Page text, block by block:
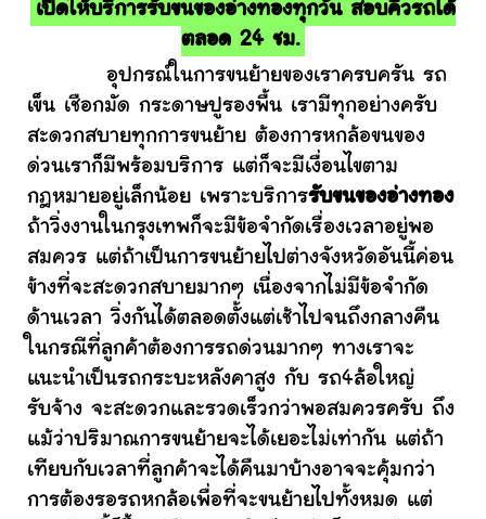
เปิดให้บริการรับขนของอ่างทองทุกวัน สอบคิวรถได้
ตลอด 24 ชม.
อุปกรณ์ในการขนย้ายของเราครบครัน รถ
เข็น เชือกมัด กระดาษปูรองพื้น เรามีทุกอย่างครับ
สะดวกสบายทุกการขนย้าย ต้องการหกล้อขนของ
ด่วนเราก็มีพร้อมบริการ แต่ก็จะมีเงื่อนไขตาม
กฎหมายอยู่เล็กน้อย เพราะบริการรับขนของอ่างทอง
ถ้าวิ่งงานในกรุงเทพก็จะมีข้อจำกัดเรื่องเวลาอยู่พอ
สมควร แต่ถ้าเป็นการขนย้ายไปต่างจังหวัดอันนี้ค่อน
ข้างที่จะสะดวกสบายมากๆ เนื่องจากไม่มีข้อจำกัด
ด้านเวลา วิ่งกันได้ตลอดตั้งแต่เช้าไปจนถึงกลางคืน
ในกรณีที่ลูกค้าต้องการรถด่วนมากๆ ทางเราจะ
แนะนำเป็นรถกระบะหลังคาสูง กับ รถ4ล้อใหญ่
รับจ้าง จะสะดวกและรวดเร็วกว่าพอสมควรครับ ถึง
แม้ว่าปริมาณการขนย้ายจะได้เยอะไม่เท่ากัน แต่ถ้า
เทียบกับเวลาที่ลูกค้าจะได้คืนมาบ้างอาจจะคุ้มกว่า
การต้องรอรถหกล้อเพื่อที่จะขนย้ายไปทั้งหมด แต่